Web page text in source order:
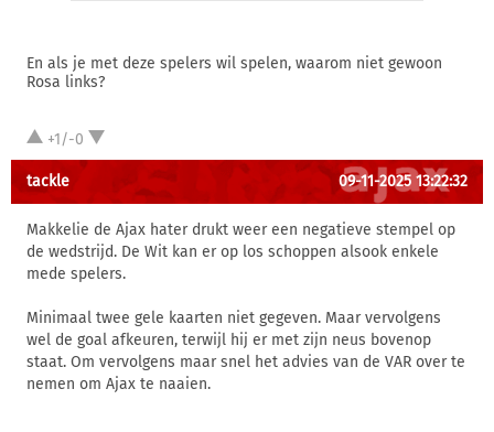
En als je met deze spelers wil spelen, waarom niet gewoon
Rosa links?
+1/-0
tackle 09-11-2025 13:22:32
Makkelie de Ajax hater drukt weer een negatieve stempel op
de wedstrijd. De Wit kan er op los schoppen alsook enkele
mede spelers.
Minimaal twee gele kaarten niet gegeven. Maar vervolgens
wel de goal afkeuren, terwijl hij er met zijn neus bovenop
staat. Om vervolgens maar snel het advies van de VAR over te
nemen om Ajax te naaien.